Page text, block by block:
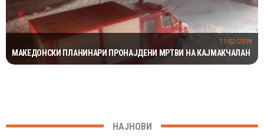
МАКЕДОНСКИ ПЛАНИНАРИ ПРОНАЈДЕНИ МРТВИ НА КАЈМАКЧАЛАН
11/02/2018
НАЈНОВИ